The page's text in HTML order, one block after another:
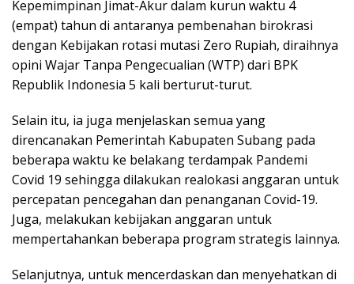
Kepemimpinan Jimat-Akur dalam kurun waktu 4
(empat) tahun di antaranya pembenahan birokrasi
dengan Kebijakan rotasi mutasi Zero Rupiah, diraihnya
opini Wajar Tanpa Pengecualian (WTP) dari BPK
Republik Indonesia 5 kali berturut-turut.
Selain itu, ia juga menjelaskan semua yang
direncanakan Pemerintah Kabupaten Subang pada
beberapa waktu ke belakang terdampak Pandemi
Covid 19 sehingga dilakukan realokasi anggaran untuk
percepatan pencegahan dan penanganan Covid-19.
Juga, melakukan kebijakan anggaran untuk
mempertahankan beberapa program strategis lainnya.
Selanjutnya, untuk mencerdaskan dan menyehatkan di